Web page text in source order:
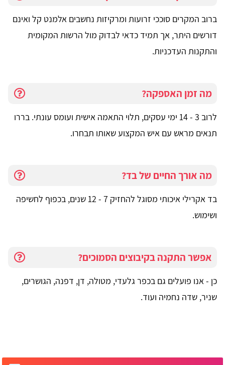
ברוב המקרים סוככי זרועות ומרקיזות נחשבים אלמנט קל ואינם
דורשים היתר, אך תמיד כדאי לבדוק מול הרשות המקומית
והתקנות העדכניות.
מה זמן האספקה?
לרוב 3 - 14 ימי עסקים, תלוי התאמה אישית ועומס עונתי. בררו
תנאים מראש עם איש המקצוע שאותו תבחרו.
מה אורך החיים של בד?
בד אקרילי איכותי מסוגל להחזיק 7 - 12 שנים, בכפוף לחשיפה
ושימוש.
אפשר התקנה בקיבוצים הסמוכים?
כן - אנו פועלים גם בכפר גלעדי, מטולה, דן, דפנה, הגושרים,
שניר, שדה נחמיה ועוד.